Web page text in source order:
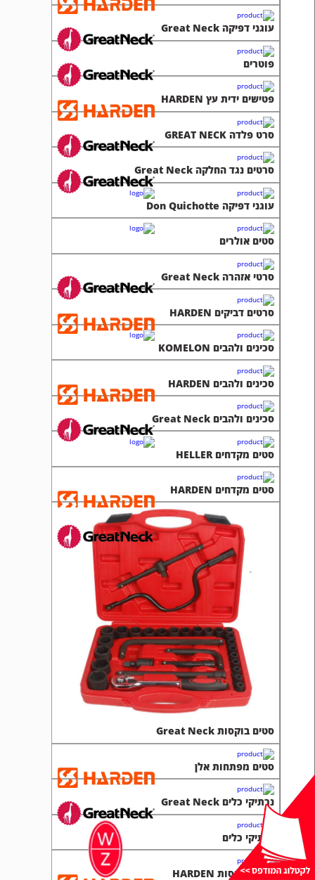
עוגני דפיקה Great Neck
פוטרים
פטישים ידית עץ HARDEN
סרט פלדה GREAT NECK
סרטים נגד החלקה Great Neck
עוגני דפיקה Don Quichotte
סטים אולרים
סרטי אזהרה Great Neck
סרטים דביקים HARDEN
סכינים ולהבים KOMELON
סכינים ולהבים HARDEN
סכינים ולהבים Great Neck
סטים מקדחים HELLER
סטים מקדחים HARDEN
סטים בוקסות Great Neck
סטים מפתחות אלן
נרתיקי כלים Great Neck
נרתיקי כלים
סטים בוקסות HARDEN